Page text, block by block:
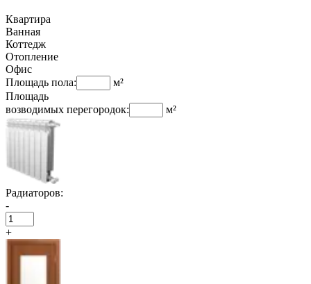
Квартира
Ванная
Коттедж
Отопление
Офис
Площадь пола:
м²
Площадь
возводимых перегородок:
м²
Радиаторов:
-
+